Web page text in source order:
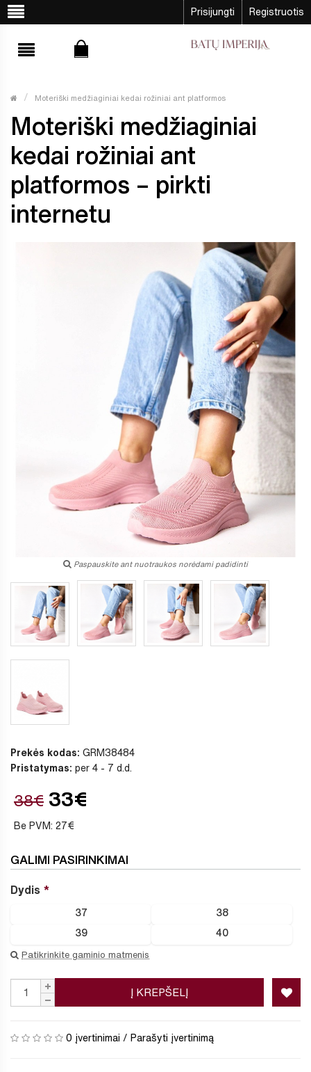
Prisijungti Registruotis
Moteriški medžiaginiai kedai rožiniai ant platformos
Moteriški medžiaginiai
kedai rožiniai ant
platformos – pirkti
internetu
Paspauskite ant nuotraukos norėdami padidinti
Prekės kodas: GRM38484
Pristatymas: per 4 - 7 d.d.
38€ 33€
Be PVM: 27€
GALIMI PASIRINKIMAI
Dydis
37 38
39 40
Patikrinkite gaminio matmenis
Į KREPŠELĮ
0 įvertinimai / Parašyti įvertinimą